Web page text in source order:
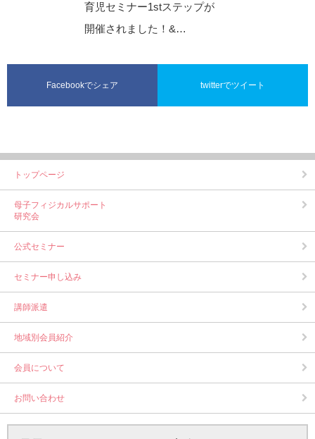
育児セミナー1stステップが
開催されました！&…
Facebookでシェア twitterでツイート
トップページ
母子フィジカルサポート
研究会
公式セミナー
セミナー申し込み
講師派遣
地域別会員紹介
会員について
お問い合わせ